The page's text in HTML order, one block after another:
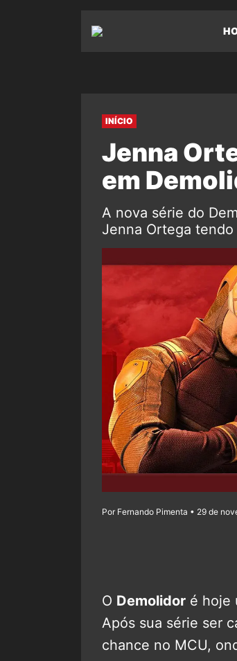
INÍCIO
Jenna
em
A nova série do
Jenna Ortega
Por Fernando Pimenta • 29 de
O Demolidor é hoje
Após sua série ser
chance no MCU,